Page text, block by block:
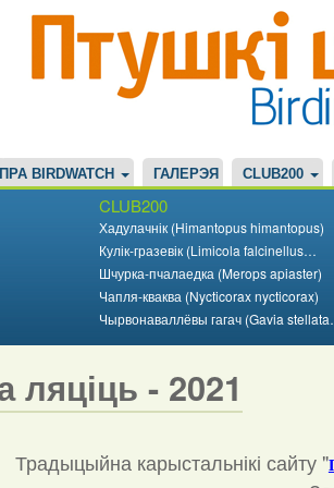
ПРА BIRDWATCH ГАЛЕРЭЯ CLUB200
CLUB200
Хадулачнік (Himantopus himantopus)
Кулік-гразевік (Limicola falcinellus…
Шчурка-пчалаедка (Merops apiaster)
Чапля-кваква (Nycticorax nycticorax)
Чырвонаваллёвы гагач (Gavia
ляціць - 2021
Традыцыйна карыстальнікі сайту "